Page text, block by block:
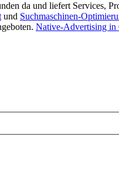
da und liefert Services,
und Suchmaschinen-
Native-Advertising in